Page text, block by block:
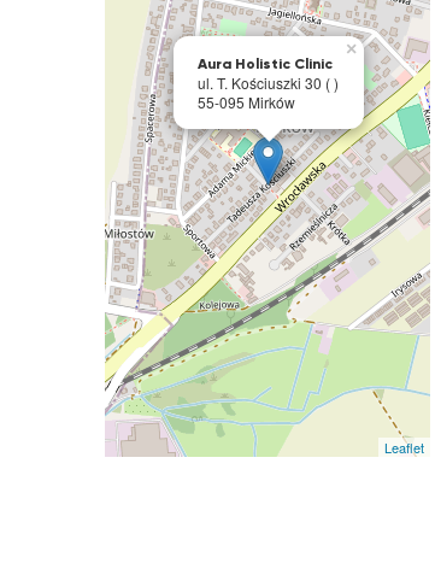
Aura Holistic Clinic
ul. T. Kościuszki 30 ( )
55-095 Mirków
×
Leaflet